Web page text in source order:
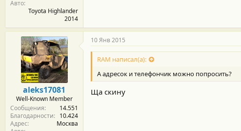
Авто
Toyota Highlander
2014
aleks17081
Well-Known Member
Сообщения
14.551
Благодарности
10.424
Адрес
Москва
10 Янв 2015
RAM написал(а):
А адресок и телефончик можно попросить?
Ща скину